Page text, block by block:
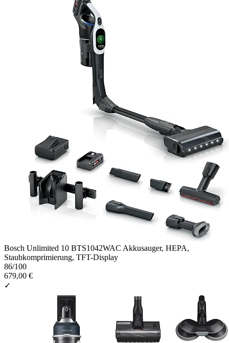
Bosch Unlimited 10 BTS1042WAC Akkusauger, HEPA,
Staubkomprimierung, TFT-Display
86/100
679,00 €
✓